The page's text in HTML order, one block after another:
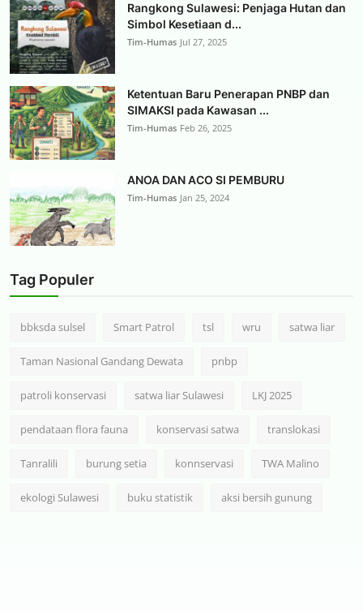
Rangkong Sulawesi: Penjaga Hutan dan
Simbol Kesetiaan d...
Tim-Humas Jul 27, 2025
Ketentuan Baru Penerapan PNBP dan
SIMAKSI pada Kawasan ...
Tim-Humas Feb 26, 2025
ANOA DAN ACO SI PEMBURU
Tim-Humas Jan 25, 2024
Tag Populer
bbksda sulsel Smart Patrol tsl wru satwa liar
Taman Nasional Gandang Dewata pnbp
patroli konservasi satwa liar Sulawesi LKJ 2025
pendataan flora fauna konservasi satwa translokasi
Tanralili burung setia konnservasi TWA Malino
ekologi Sulawesi buku statistik aksi bersih gunung